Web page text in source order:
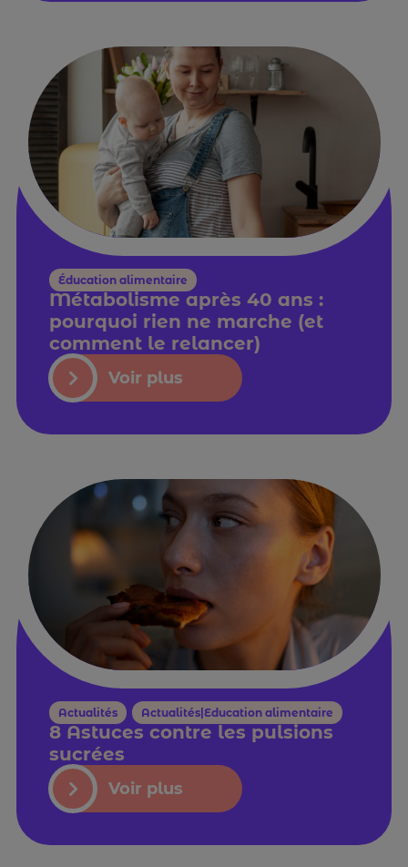
Éducation alimentaire
Métabolisme après 40 ans :
pourquoi rien ne marche (et
comment le relancer)
Voir plus
Actualités Actualités|Education alimentaire
8 Astuces contre les pulsions
sucrées
Voir plus